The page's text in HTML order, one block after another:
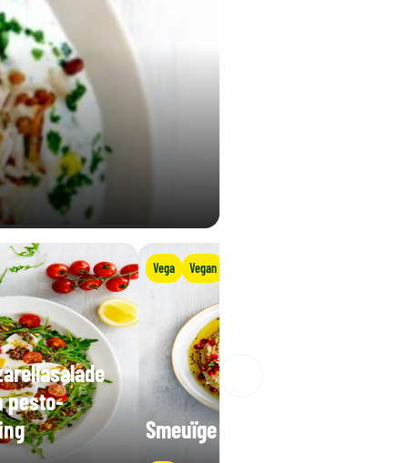
pesto-
Vega Vegan
Smeuïge linzendip